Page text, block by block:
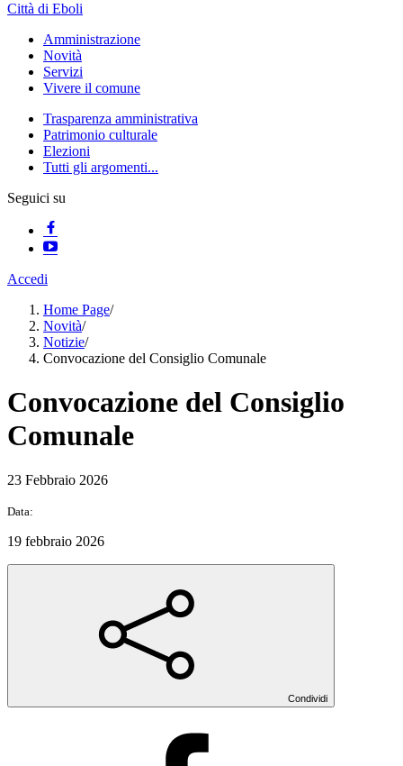
Città di Eboli
Amministrazione
Novità
Servizi
Vivere il comune
Trasparenza amministrativa
Patrimonio culturale
Elezioni
Tutti gli argomenti...
Seguici su
Accedi
Home Page/
Novità/
Notizie/
Convocazione del Consiglio Comunale
Convocazione del Consiglio
Comunale
23 Febbraio 2026
Data:
19 febbraio 2026
Condividi